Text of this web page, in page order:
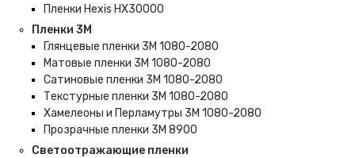
Пленки Hexis HX30000
Пленки 3M
Глянцевые пленки 3M 1080-2080
Матовые пленки 3M 1080-2080
Сатиновые пленки 3M 1080-2080
Текстурные пленки 3M 1080-2080
Хамелеоны и Перламутры 3M 1080-2080
Прозрачные пленки 3M 8900
Светоотражающие пленки